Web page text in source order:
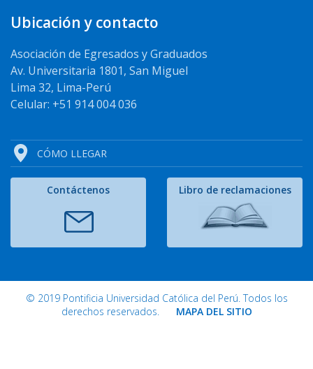
Ubicación y contacto
Asociación de Egresados y Graduados
Av. Universitaria 1801, San Miguel
Lima 32, Lima-Perú
Celular: +51 914 004 036
CÓMO LLEGAR
Contáctenos Libro de reclamaciones
© 2019 Pontificia Universidad Católica del Perú. Todos los
derechos reservados. MAPA DEL SITIO